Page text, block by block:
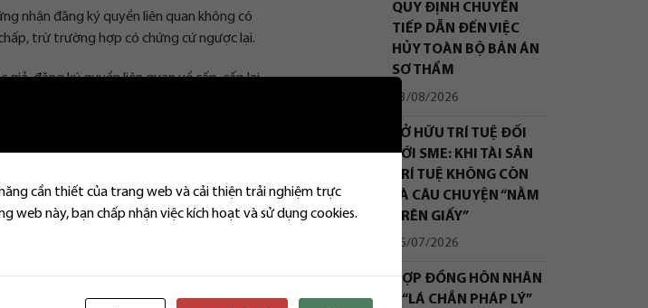
nhận đăng ký quyền liên quan không có
trừ trường hợp có chứng cứ ngược lại.
giả, đăng ký quyền liên quan về cấp, cấp lại,
ký quyền liên quan.
giả đối với
Sở hữu trí tuệ sửa đổi 2022 có quy định hồ
hoặc ký tự khác như sau:
QUY ĐỊNH CHUYỂN
TIẾP DẪN ĐẾN VIỆC
HỦY TOÀN BỘ BẢN ÁN
SƠ THẨM
03/08/2026
SỞ HỮU TRÍ TUỆ ĐỐI
VỚI SME: KHI TÀI SẢN
TRÍ TUỆ KHÔNG CÒN
LÀ CÂU CHUYỆN “NẰM
TRÊN GIẤY”
16/07/2026
HỢP ĐỒNG HÔN NHÂN
– “LÁ CHẮN PHÁP LÝ”
cần thiết của trang web và cải thiện trải nghiệm trực
web này, bạn chấp nhận việc kích hoạt và sử dụng cookies.